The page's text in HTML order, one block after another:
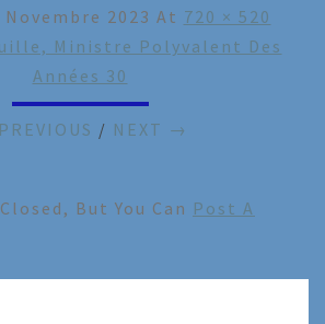
Novembre 2023 At 720 × 520
Ministre Polyvalent Des
Années 30
/ NEXT →
But You Can Post A